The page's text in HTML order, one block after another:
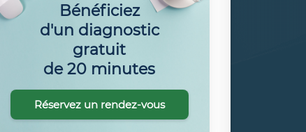
Bénéficiez
d'un diagnostic
gratuit
de 20 minutes
Réservez un rendez-vous